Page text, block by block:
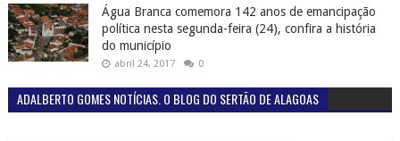
Água Branca comemora 142 anos de emancipação
política nesta segunda-feira (24), confira a história
do município
abril 24, 2017 0
ADALBERTO GOMES NOTÍCIAS. O BLOG DO SERTÃO DE ALAGOAS